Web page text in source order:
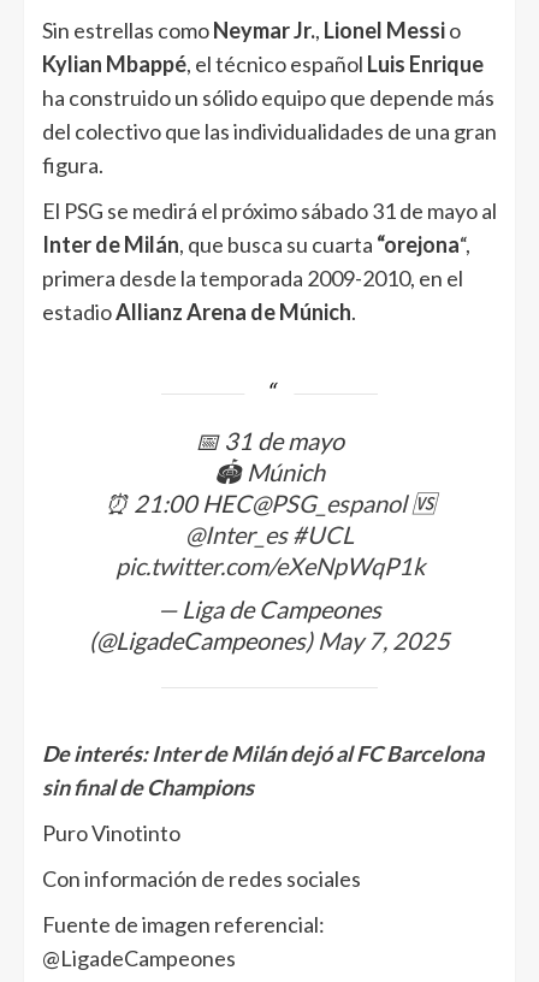
Sin estrellas comoNeymar Jr., Lionel Messio
Kylian Mbappé, el técnico español Luis Enrique
ha construido un sólido equipo que depende más
del colectivo que las individualidades de una gran
figura.
El PSG se medirá el próximo sábado 31 de mayo al
Inter de Milán, que busca su cuarta “orejona“,
primera desde la temporada 2009-2010, en el
estadioAllianz Arena de Múnich.
📅 31 de mayo
🏟 Múnich
⏰ 21:00 HEC@PSG_espanol🆚
@Inter_es #UCL
pic.twitter.com/eXeNpWqP1k
— Liga de Campeones
(@LigadeCampeones) May 7, 2025
De interés:Inter de Milán dejó al FC Barcelona
sin final de Champions
Puro Vinotinto
Con información de redes sociales
Fuente de imagen referencial:
@LigadeCampeones